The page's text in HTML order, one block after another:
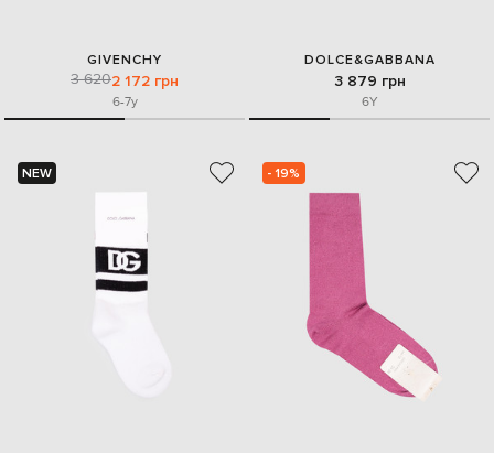
GIVENCHY
3 6202 172 грн
6-7y
DOLCE&GABBANA
3 879 грн
6Y
NEW - 19%